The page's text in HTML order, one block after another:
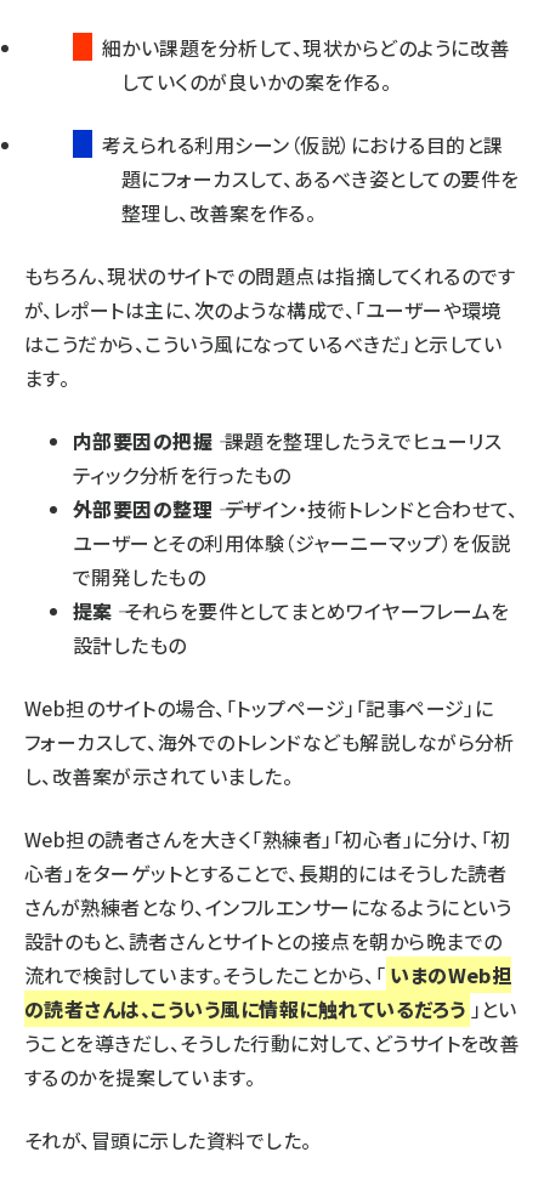
細かい課題を分析して、現状からどのように改善
していくのが良いかの案を作る。
考えられる利用シーン（仮説）における目的と課
題にフォーカスして、あるべき姿としての要件を
整理し、改善案を作る。
もちろん、現状のサイトでの問題点は指摘してくれるのです
が、レポートは主に、次のような構成で、「ユーザーや環境
はこうだから、こういう風になっているべきだ」と示してい
ます。
内部要因の把握 ―― 課題を整理したうえでヒューリス
ティック分析を行ったもの
外部要因の整理 ―― デザイン・技術トレンドと合わせて、
ユーザーとその利用体験（ジャーニーマップ）を仮説
で開発したもの
提案 ―― それらを要件としてまとめワイヤーフレームを
設計したもの
Web担のサイトの場合、「トップページ」「記事ページ」に
フォーカスして、海外でのトレンドなども解説しながら分析
し、改善案が示されていました。
Web担の読者さんを大きく「熟練者」「初心者」に分け、「初
心者」をターゲットとすることで、長期的にはそうした読者
さんが熟練者となり、インフルエンサーになるようにという
設計のもと、読者さんとサイトとの接点を朝から晩までの
流れで検討しています。そうしたことから、「 いまのWeb担
の読者さんは、こういう風に情報に触れているだろう 」とい
うことを導きだし、そうした行動に対して、どうサイトを改善
するのかを提案しています。
それが、冒頭に示した資料でした。